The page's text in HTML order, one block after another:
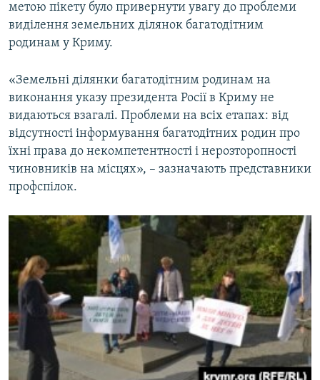
метою пікету було привернути увагу до проблеми
виділення земельних ділянок багатодітним
родинам у Криму.
«Земельні ділянки багатодітним родинам на
виконання указу президента Росії в Криму не
видаються взагалі. Проблеми на всіх етапах: від
відсутності інформування багатодітних родин про
їхні права до некомпетентності і нерозторопності
чиновників на місцях», – зазначають представники
профспілок.